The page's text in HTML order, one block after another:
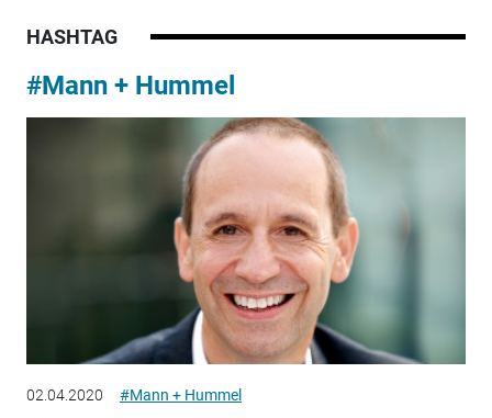
HASHTAG
#Mann + Hummel
02.04.2020 #Mann + Hummel